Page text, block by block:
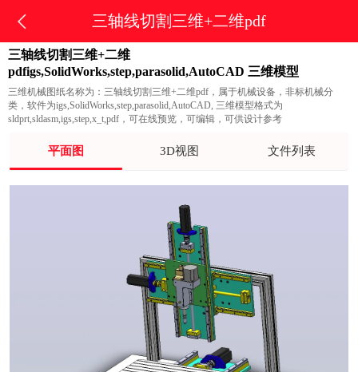
三轴线切割三维+二维pdf
三轴线切割三维+二维
pdfigs,SolidWorks,step,parasolid,AutoCAD 三维模型
三维机械图纸名称为：三轴线切割三维+二维pdf，属于机械设备，非标机械分
类，软件为igs,SolidWorks,step,parasolid,AutoCAD, 三维模型格式为
sldprt,sldasm,igs,step,x_t,pdf，可在线预览，可编辑，可供设计参考
平面图 3D视图 文件列表